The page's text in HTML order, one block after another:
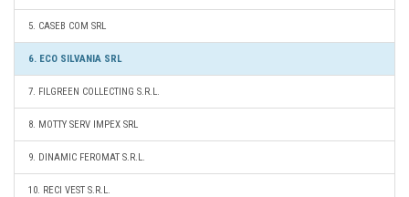
5. CASEB COM SRL
6. ECO SILVANIA SRL
7. FILGREEN COLLECTING S.R.L.
8. MOTTY SERV IMPEX SRL
9. DINAMIC FEROMAT S.R.L.
10. RECI VEST S.R.L.